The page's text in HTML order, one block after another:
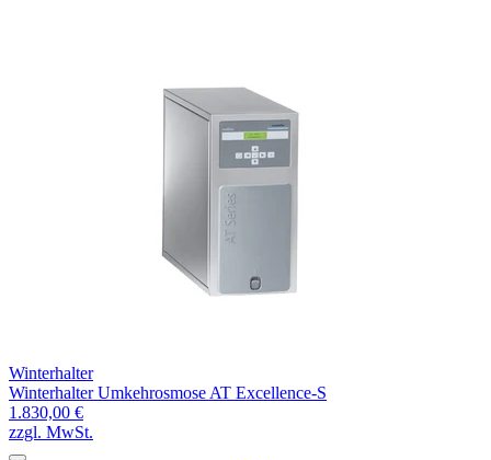
Winterhalter
Winterhalter Umkehrosmose AT Excellence-S
1.830,00 €
zzgl. MwSt.